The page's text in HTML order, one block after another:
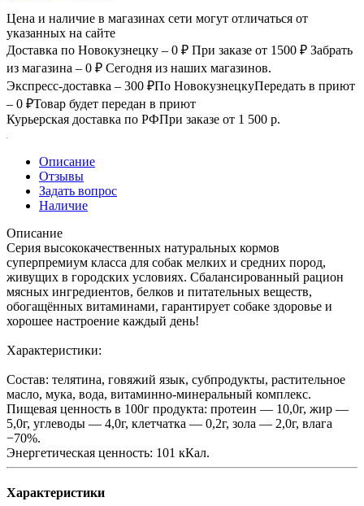
Цена и наличие в магазинах сети могут отличаться от
указанных на сайте
Доставка по Новокузнецку – 0 ₽ При заказе от 1500 ₽ Забрать
из магазина – 0 ₽ Сегодня из наших магазинов.
Экспресс-доставка – 300 ₽По НовокузнецкуПередать в приют
– 0 ₽Товар будет передан в приют
Курьерская доставка по РФПри заказе от 1 500 р.
Описание
Отзывы
Задать вопрос
Наличие
Описание
Серия высококачественных натуральных кормов
суперпремиум класса для собак мелких и средних пород,
живущих в городских условиях. Сбалансированный рацион
мясных ингредиентов, белков и питательных веществ,
обогащённых витаминами, гарантирует собаке здоровье и
хорошее настроение каждый день!
Характеристики:
Состав: телятина, говяжий язык, субпродукты, растительное
масло, мука, вода, витаминно-минеральный комплекс.
Пищевая ценность в 100г продукта: протеин — 10,0г, жир —
5,0г, углеводы — 4,0г, клетчатка — 0,2г, зола — 2,0г, влага
−70%.
Энергетическая ценность: 101 кКал.
Характеристики